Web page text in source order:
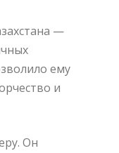
—
ему
и
Он